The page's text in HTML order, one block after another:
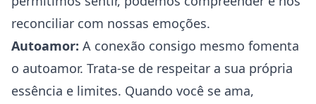
reconciliar com nossas emoções.
Autoamor: A conexão consigo mesmo fomenta
o autoamor. Trata-se de respeitar a sua própria
essência e limites. Quando você se ama,